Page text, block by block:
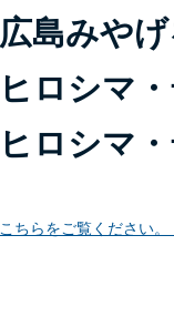
広島みやげ
ヒロシマ
ヒロシマ
こちらをご覧ください